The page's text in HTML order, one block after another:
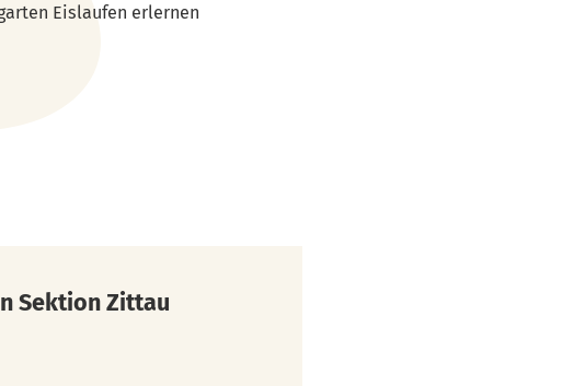
Eislaufen erlernen
Sektion Zittau